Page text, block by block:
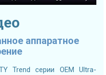
аппаратное
Trend серии OEM Ultra-